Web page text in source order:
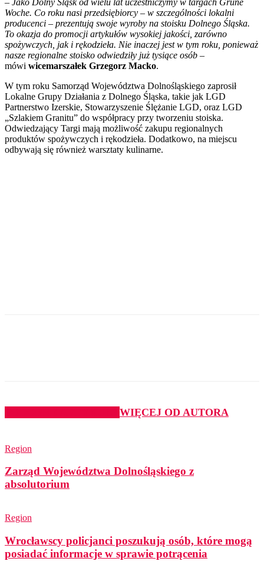
Woche. Co roku nasi przedsiębiorcy – w szczególności lokalni
producenci – prezentują swoje wyroby na stoisku Dolnego Śląska.
To okazja do promocji artykułów wysokiej jakości, zarówno
spożywczych, jak i rękodzieła. Nie inaczej jest w tym roku, ponieważ
nasze regionalne stoisko odwiedziły już tysiące osób –
mówi wicemarszałek Grzegorz Macko.
W tym roku Samorząd Województwa Dolnośląskiego zaprosił
Lokalne Grupy Działania z Dolnego Śląska, takie jak LGD
Partnerstwo Izerskie, Stowarzyszenie Ślężanie LGD, oraz LGD
„Szlakiem Granitu” do współpracy przy tworzeniu stoiska.
Odwiedzający Targi mają możliwość zakupu regionalnych
produktów spożywczych i rękodzieła. Dodatkowo, na miejscu
odbywają się również warsztaty kulinarne.
WIĘCEJ OD AUTORA
Region
Zarząd Województwa Dolnośląskiego z
absolutorium
Region
Wrocławscy policjanci poszukują osób, które mogą
posiadać informacje w sprawie potrącenia